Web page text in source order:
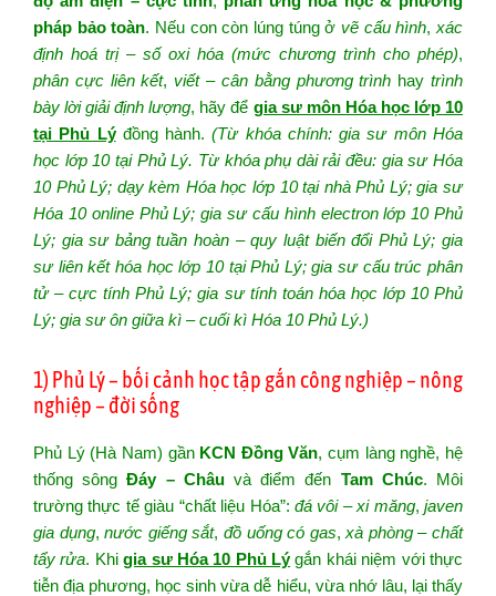
pháp bảo toàn. Nếu con còn lúng túng ở vẽ cấu hình,xác
định hoá trị – số oxi hóa (mức chương trình cho phép),
phân cực liên kết, viết – cân bằng phương trình haytrình
bày lời giải định lượng, hãy để gia sư môn Hóa học lớp 10
tại Phủ Lýđồng hành.(Từ khóa chính: gia sư môn Hóa
học lớp 10 tại Phủ Lý. Từ khóa phụ dài rải đều: gia sư Hóa
10 Phủ Lý; dạy kèm Hóa học lớp 10 tại nhà Phủ Lý; gia sư
Hóa 10 online Phủ Lý; gia sư cấu hình electron lớp 10 Phủ
Lý; gia sư bảng tuần hoàn – quy luật biến đổi Phủ Lý; gia
sư liên kết hóa học lớp 10 tại Phủ Lý; gia sư cấu trúc phân
tử – cực tính Phủ Lý; gia sư tính toán hóa học lớp 10 Phủ
Lý; gia sư ôn giữa kì – cuối kì Hóa 10 Phủ Lý.)
1) Phủ Lý – bối cảnh học tập gắn công nghiệp – nông
nghiệp – đời sống
Phủ Lý (Hà Nam) gần KCN Đồng Văn, cụm làng nghề, hệ
thống sôngĐáy – Châuvà điểm đến Tam Chúc. Môi
trường thực tế giàu “chất liệu Hóa”: đá vôi – xi măng,javen
gia dụng,nước giếng sắt, đồ uống có gas,xà phòng – chất
tẩy rửa. Khigia sư Hóa 10 Phủ Lýgắn khái niệm với thực
tiễn địa phương, học sinh vừa dễ hiểu, vừa nhớ lâu, lại thấy